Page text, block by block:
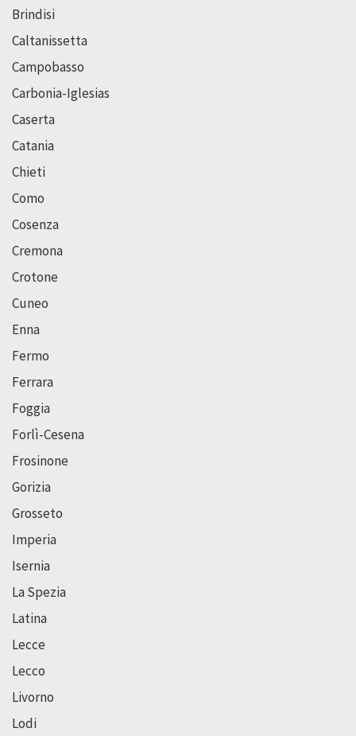
Brindisi
Caltanissetta
Campobasso
Carbonia-Iglesias
Caserta
Catania
Chieti
Como
Cosenza
Cremona
Crotone
Cuneo
Enna
Fermo
Ferrara
Foggia
Forlì-Cesena
Frosinone
Gorizia
Grosseto
Imperia
Isernia
La Spezia
Latina
Lecce
Lecco
Livorno
Lodi